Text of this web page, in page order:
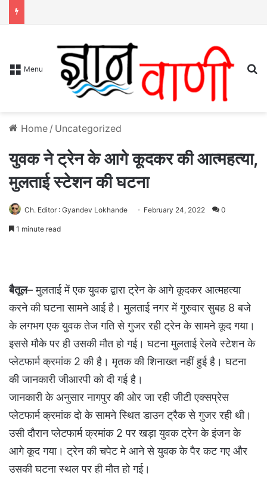
Menu
Home / Uncategorized
युवक ने ट्रेन के आगे कूदकर की आत्महत्या,
मुलताई स्टेशन की घटना
Ch. Editor : Gyandev Lokhande February 24, 2022 0
1 minute read
बैतूल– मुलताई में एक युवक द्वारा ट्रेन के आगे कूदकर आत्महत्या
करने की घटना सामने आई है। मुलताई नगर में गुरुवार सुबह 8 बजे
के लगभग एक युवक तेज गति से गुजर रही ट्रेन के सामने कूद गया।
इससे मौके पर ही उसकी मौत हो गई। घटना मुलताई रेलवे स्टेशन के
प्लेटफार्म क्रमांक 2 की है। मृतक की शिनाख्त नहीं हुई है। घटना
की जानकारी जीआरपी को दी गई है।
जानकारी के अनुसार नागपुर की ओर जा रही जीटी एक्सप्रेस
प्लेटफार्म क्रमांक दो के सामने स्थित डाउन ट्रैक से गुजर रही थी।
उसी दौरान प्लेटफार्म क्रमांक 2 पर खड़ा युवक ट्रेन के इंजन के
आगे कूद गया। ट्रेन की चपेट मे आने से युवक के पैर कट गए और
उसकी घटना स्थल पर ही मौत हो गई।